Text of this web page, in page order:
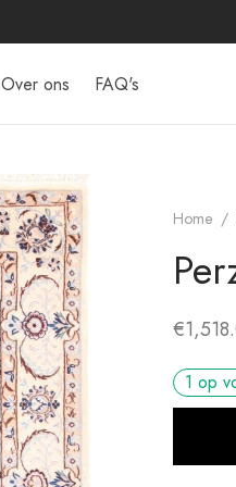
Over ons FAQ's
Home /
€
1 op